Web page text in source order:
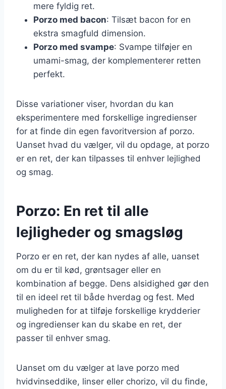
mere fyldig ret.
Porzo med bacon: Tilsæt bacon for en
ekstra smagfuld dimension.
Porzo med svampe: Svampe tilføjer en
umami-smag, der komplementerer retten
perfekt.
Disse variationer viser, hvordan du kan
eksperimentere med forskellige ingredienser
for at finde din egen favoritversion af porzo.
Uanset hvad du vælger, vil du opdage, at porzo
er en ret, der kan tilpasses til enhver lejlighed
og smag.
Porzo: En ret til alle
lejligheder og smagsløg
Porzo er en ret, der kan nydes af alle, uanset
om du er til kød, grøntsager eller en
kombination af begge. Dens alsidighed gør den
til en ideel ret til både hverdag og fest. Med
muligheden for at tilføje forskellige krydderier
og ingredienser kan du skabe en ret, der
passer til enhver smag.
Uanset om du vælger at lave porzo med
hvidvinseddike, linser eller chorizo, vil du finde,